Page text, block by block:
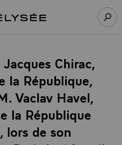
Retour à l’accueil Élysée
Chirac,
la République,
Vaclav Havel,
la République
lors de son